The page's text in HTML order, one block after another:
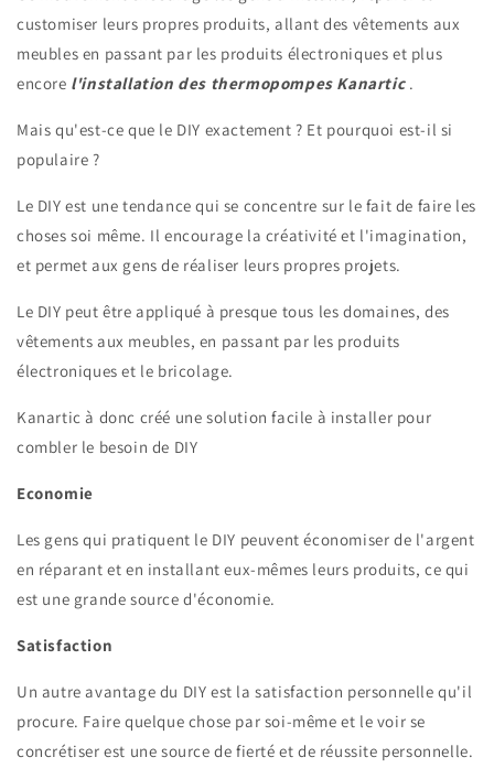
customiser leurs propres produits, allant des vêtements aux
meubles en passant par les produits électroniques et plus
encore l'installation des thermopompes Kanartic .
Mais qu'est-ce que le DIY exactement ? Et pourquoi est-il si
populaire ?
Le DIY est une tendance qui se concentre sur le fait de faire les
choses soi même. Il encourage la créativité et l'imagination,
et permet aux gens de réaliser leurs propres projets.
Le DIY peut être appliqué à presque tous les domaines, des
vêtements aux meubles, en passant par les produits
électroniques et le bricolage.
Kanartic à donc créé une solution facile à installer pour
combler le besoin de DIY
Economie
Les gens qui pratiquent le DIY peuvent économiser de l'argent
en réparant et en installant eux-mêmes leurs produits, ce qui
est une grande source d'économie.
Satisfaction
Un autre avantage du DIY est la satisfaction personnelle qu'il
procure. Faire quelque chose par soi-même et le voir se
concrétiser est une source de fierté et de réussite personnelle.